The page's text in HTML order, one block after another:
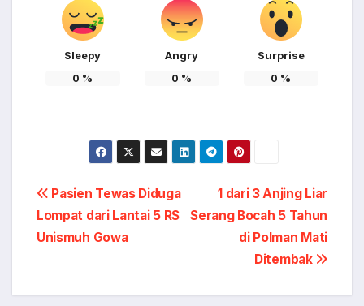
Sleepy
0 %
Angry
0 %
Surprise
0 %
Post
navigation
1 dari 3 Anjing Liar
Serang Bocah 5 Tahun
di Polman Mati
Ditembak
Pasien Tewas Diduga
Lompat dari Lantai 5 RS
Unismuh Gowa